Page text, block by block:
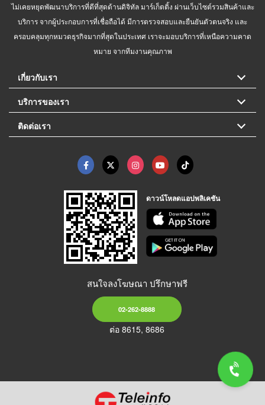
ไม่เคยหยุดพัฒนาบริการที่ดีที่สุดด้านดิจิทัล มาร์เก็ตติ้ง ผ่านเว็บไซต์รวมสินค้าและ
บริการ จากผู้ประกอบการที่เชื่อถือได้ มีการตรวจสอบและยืนยันตัวตนจริง และ
ครอบคลุมทุกหมวดธุรกิจมากที่สุดในประเทศ เราจะมอบบริการที่เหนือความคาด
หมาย จากทีมงานคุณภาพ
เกี่ยวกับเรา
บริการของเรา
ติดต่อเรา
ดาวน์โหลดแอปพลิเคชัน
สนใจลงโฆษณา ปรึกษาฟรี
02-262-8888
ต่อ 8615, 8686